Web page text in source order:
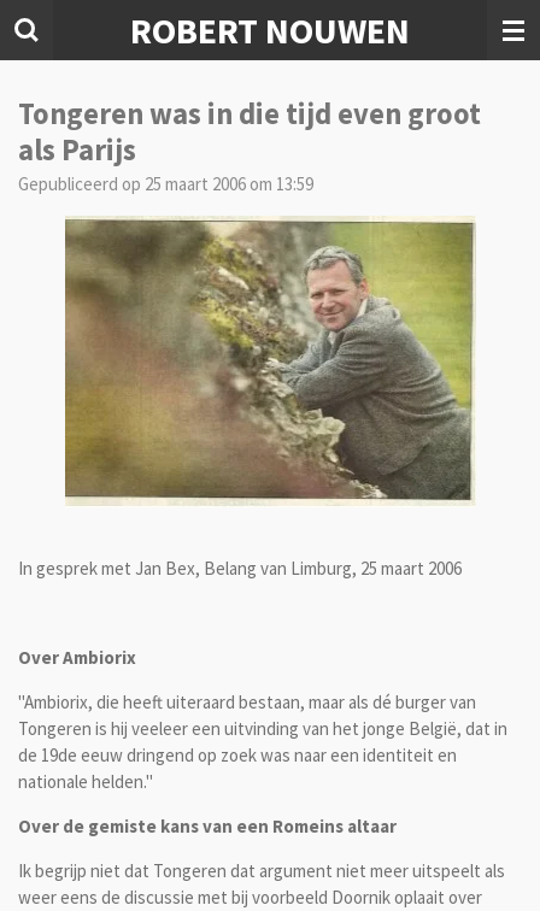
Ga
de
hoofdinhoud
ROBERT NOUWEN
Tongeren was in die tijd even groot
als Parijs
Gepubliceerd op 25 maart 2006 om 13:59
In gesprek met Jan Bex, Belang van Limburg, 25 maart 2006
Over Ambiorix
"Ambiorix, die heeft uiteraard bestaan, maar als dé burger van
Tongeren is hij veeleer een uitvinding van het jonge België, dat in
de 19de eeuw dringend op zoek was naar een identiteit en
nationale helden."
Over de gemiste kans van een Romeins altaar
Ik begrijp niet dat Tongeren dat argument niet meer uitspeelt als
weer eens de discussie met bij voorbeeld Doornik oplaait over